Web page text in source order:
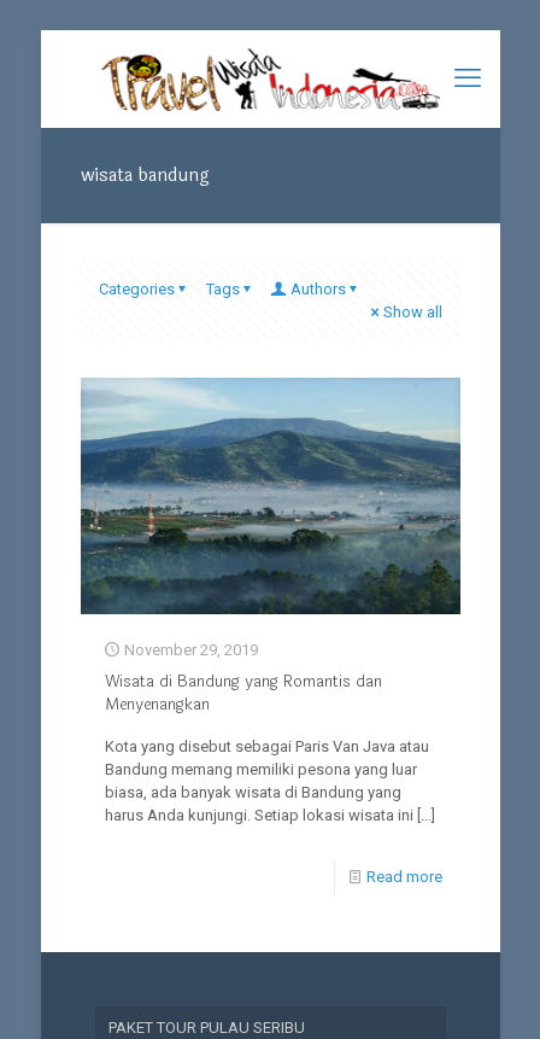
wisata bandung
Categories Tags
Authors
Show all
November 29, 2019
Wisata di Bandung yang Romantis dan
Menyenangkan
Kota yang disebut sebagai Paris Van Java atau
Bandung memang memiliki pesona yang luar
biasa, ada banyak wisata di Bandung yang
harus Anda kunjungi. Setiap lokasi wisata ini […]
Read more
PAKET TOUR PULAU SERIBU